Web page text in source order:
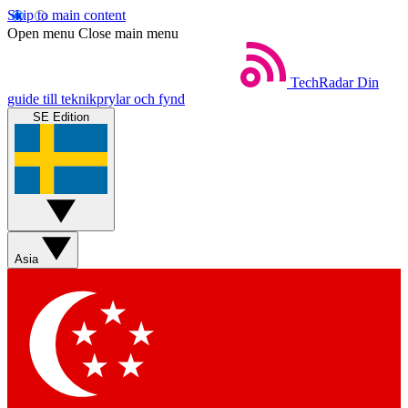
Skip to main content
Open menu Close main menu
TechRadar Din
guide till teknikprylar och fynd
SE Edition
Asia